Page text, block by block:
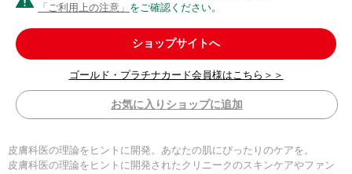
「ご利用上の注意」 をご確認ください。
ショップサイトへ
ゴールド・プラチナカード会員様はこちら＞＞
お気に入りショップに追加
皮膚科医の理論をヒントに開発。あなたの肌にぴったりのケアを。
皮膚科医の理論をヒントに開発されたクリニークのスキンケアやファン